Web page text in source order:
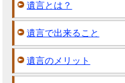
遺言とは？
遺言で出来ること
遺言のメリット